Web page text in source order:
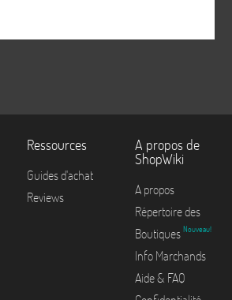
Ressources
Guides d'achat
Reviews
A propos de
ShopWiki
A propos
Répertoire des
Boutiques Nouveau!
Info Marchands
Aide & FAQ